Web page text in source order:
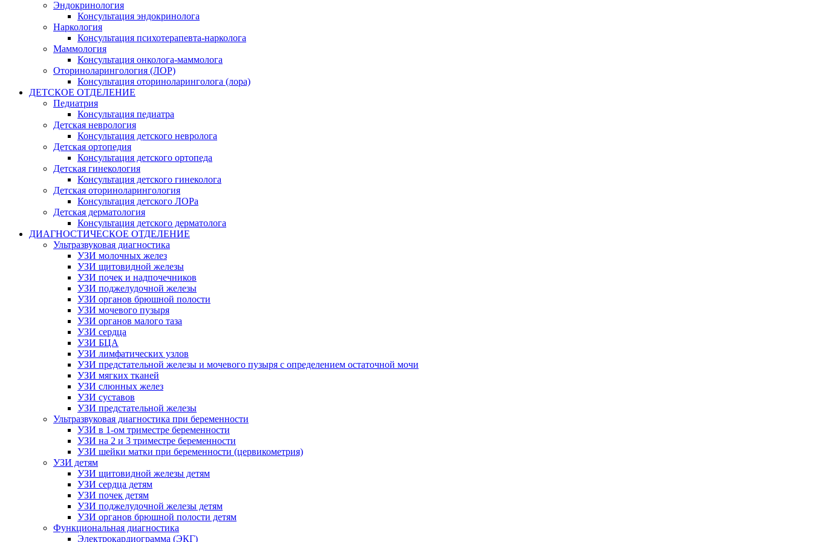
Эндокринология
Консультация эндокринолога
Наркология
Консультация психотерапевта-нарколога
Маммология
Консультация онколога-маммолога
Оториноларингология (ЛОР)
Консультация оториноларинголога (лора)
ДЕТСКОЕ ОТДЕЛЕНИЕ
Педиатрия
Консультация педиатра
Детская неврология
Консультация детского невролога
Детская ортопедия
Консультация детского ортопеда
Детская гинекология
Консультация детского гинеколога
Детская оториноларингология
Консультация детского ЛОРа
Детская дерматология
Консультация детского дерматолога
ДИАГНОСТИЧЕСКОЕ ОТДЕЛЕНИЕ
Ультразвуковая диагностика
УЗИ молочных желез
УЗИ щитовидной железы
УЗИ почек и надпочечников
УЗИ поджелудочной железы
УЗИ органов брюшной полости
УЗИ мочевого пузыря
УЗИ органов малого таза
УЗИ сердца
УЗИ БЦА
УЗИ лимфатических узлов
УЗИ предстательной железы и мочевого пузыря с определением остаточной мочи
УЗИ мягких тканей
УЗИ слюнных желез
УЗИ суставов
УЗИ предстательной железы
Ультразвуковая диагностика при беременности
УЗИ в 1-ом триместре беременности
УЗИ на 2 и 3 триместре беременности
УЗИ шейки матки при беременности (цервикометрия)
УЗИ детям
УЗИ щитовидной железы детям
УЗИ сердца детям
УЗИ почек детям
УЗИ поджелудочной железы детям
УЗИ органов брюшной полости детям
Функциональная диагностика
Электрокардиограмма (ЭКГ)